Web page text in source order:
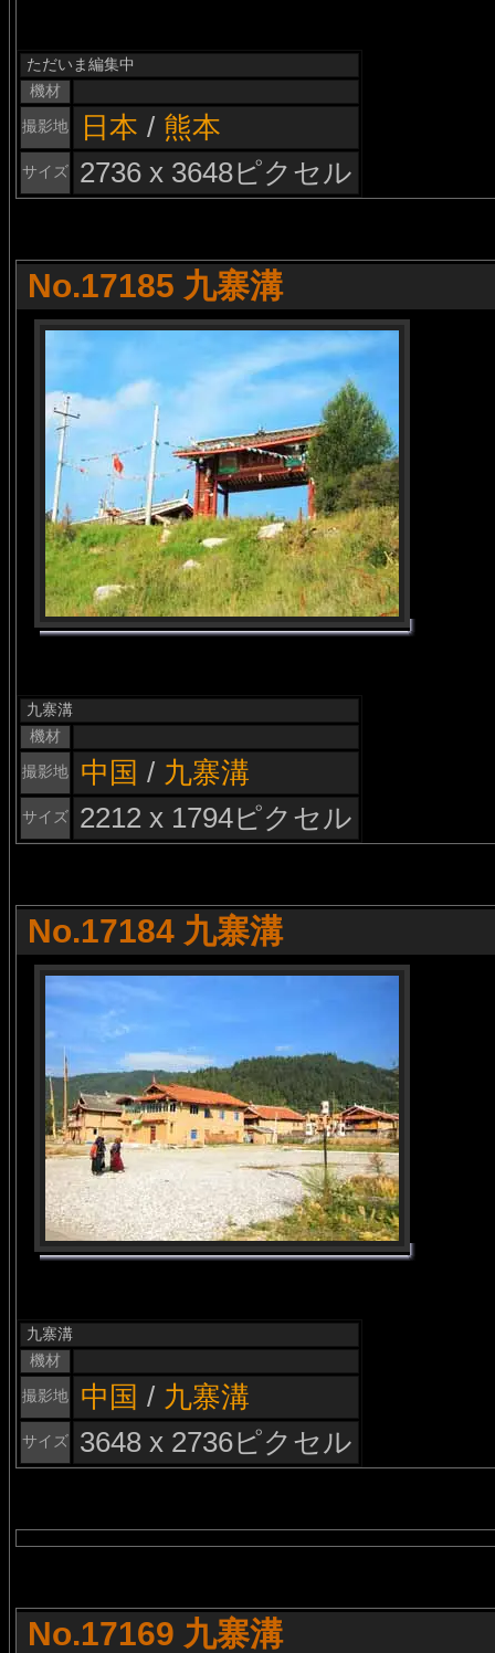
ただいま編集中
機材
撮影地
日本 / 熊本
サイズ 2736 x 3648ピクセル
No.17185 九寨溝
九寨溝
機材
撮影地
中国 / 九寨溝
サイズ 2212 x 1794ピクセル
No.17184 九寨溝
九寨溝
機材
撮影地
中国 / 九寨溝
サイズ 3648 x 2736ピクセル
No.17169 九寨溝